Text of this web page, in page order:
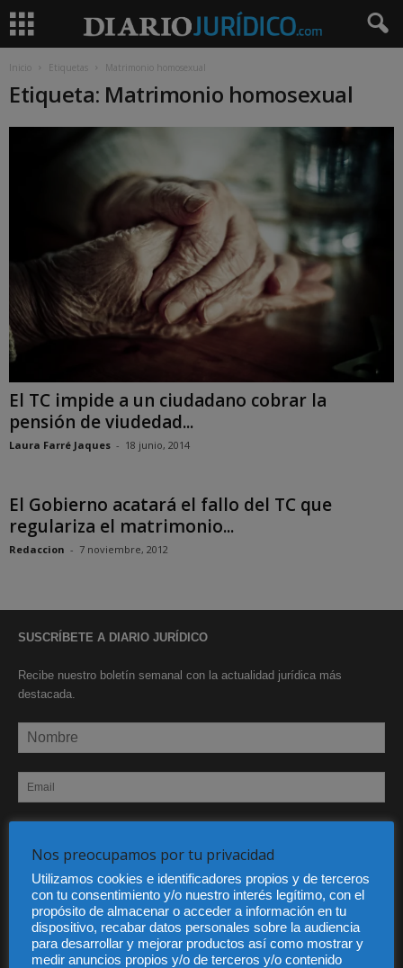
Inicio Etiquetas Matrimonio homosexual
Etiqueta: Matrimonio homosexual
El TC impide a un ciudadano cobrar la
pensión de viudedad...
Laura Farré Jaques - 18 junio, 2014
El Gobierno acatará el fallo del TC que
regulariza el matrimonio...
Redaccion - 7 noviembre, 2012
SUSCRÍBETE A DIARIO JURÍDICO
Recibe nuestro boletín semanal con la actualidad jurídica más
destacada.
Sus datos serán incorporados a un fichero automatizado con el objeto exclusivo de dar
respuesta a su suscripción Dicho fichero es de titularidad exclusiva de LEXDIR GLOBAL
S.L. y no será cedido a un tercero en ningún caso.
Nos preocupamos por tu privacidad
Utilizamos cookies e identificadores propios y de terceros
con tu consentimiento y/o nuestro interés legítimo, con el
propósito de almacenar o acceder a información en tu
dispositivo, recabar datos personales sobre la audiencia
para desarrollar y mejorar productos así como mostrar y
medir anuncios propios y/o de terceros y/o contenido